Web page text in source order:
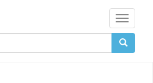
Toggle